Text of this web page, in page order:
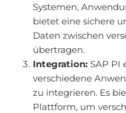
Systemen,
bietet eine sichere
Daten zwischen
übertragen.
Integration: SAP PI
verschiedene
zu integrieren. Es
Plattform, um